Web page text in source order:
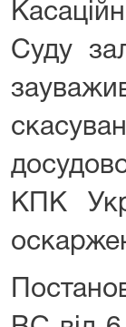
Суду
КПК